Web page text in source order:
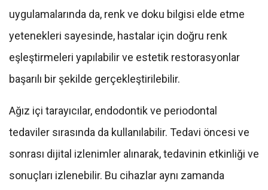
uygulamalarında da, renk ve doku bilgisi elde etme
yetenekleri sayesinde, hastalar için doğru renk
eşleştirmeleri yapılabilir ve estetik restorasyonlar
başarılı bir şekilde gerçekleştirilebilir.
Ağız içi tarayıcılar, endodontik ve periodontal
tedaviler sırasında da kullanılabilir. Tedavi öncesi ve
sonrası dijital izlenimler alınarak, tedavinin etkinliği ve
sonuçları izlenebilir. Bu cihazlar aynı zamanda